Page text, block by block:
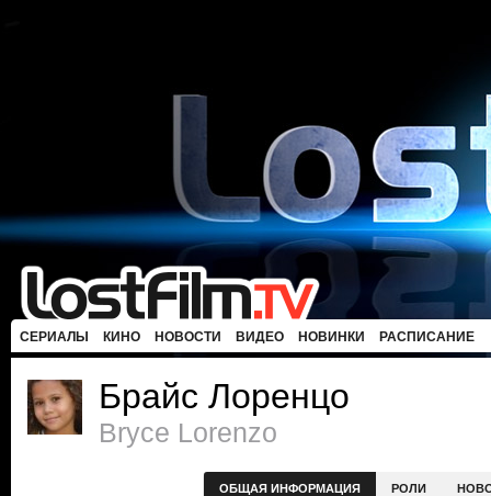
СЕРИАЛЫ КИНО НОВОСТИ ВИДЕО НОВИНКИ РАСПИСАНИЕ
Брайс Лоренцо
Bryce Lorenzo
ОБЩАЯ ИНФОРМАЦИЯ РОЛИ